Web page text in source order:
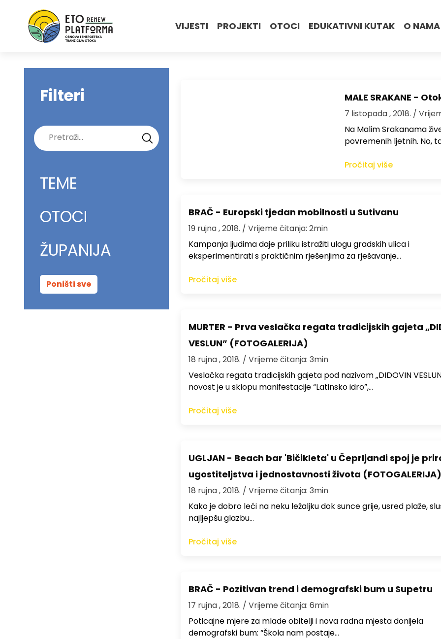
VIJESTI PROJEKTI OTOCI EDUKATIVNI KUTAK O NAMA
Filteri
Pretraži:
TEME
OTOCI
ŽUPANIJA
Poništi sve
MALE SRAKANE -
7 listopada , 2018. /
Na Malim Srakanama
povremenih ljetnih. No,
Pročitaj više
BRAČ - Europski tjedan mobilnosti u Sutivanu
19 rujna , 2018. / Vrijeme čitanja: 2min
Kampanja ljudima daje priliku istražiti ulogu gradskih ulica i
eksperimentirati s praktičnim rješenjima za rješavanje…
Pročitaj više
MURTER - Prva veslačka regata tradicijskih gajeta
VESLUN” (FOTOGALERIJA)
18 rujna , 2018. / Vrijeme čitanja: 3min
Veslačka regata tradicijskih gajeta pod nazivom „DIDOVIN
novost je u sklopu manifestacije “Latinsko idro”,…
Pročitaj više
UGLJAN - Beach bar 'Bičikleta' u Čeprljandi spoj je
ugostiteljstva i jednostavnosti života (FOTOGALERIJA)
18 rujna , 2018. / Vrijeme čitanja: 3min
Kako je dobro leći na neku ležaljku dok sunce grije, usred plaže,
najljepšu glazbu…
Pročitaj više
BRAČ - Pozitivan trend i demografski bum u Supetru
17 rujna , 2018. / Vrijeme čitanja: 6min
Poticajne mjere za mlade obitelji i nova radna mjesta donijela
demografski bum: “Škola nam postaje…